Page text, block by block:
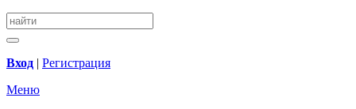
Вход | Регистрация
Меню